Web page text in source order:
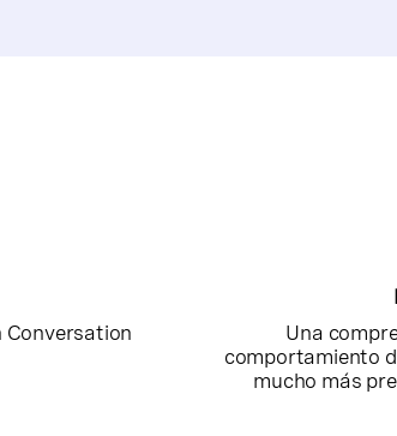
Conversation
Una
comportamiento
mucho más